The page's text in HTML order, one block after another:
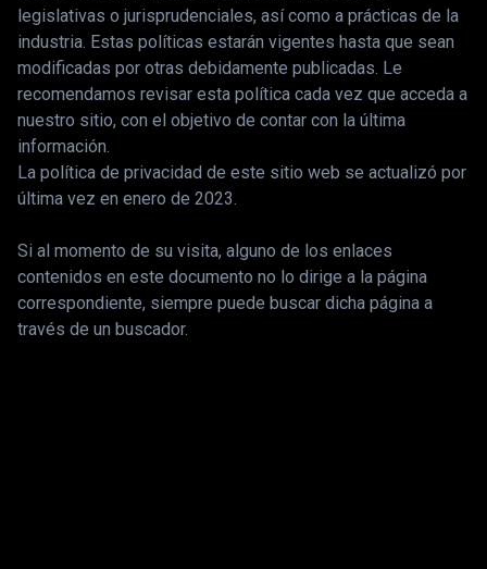
legislativas o jurisprudenciales, así como a prácticas de la
industria. Estas políticas estarán vigentes hasta que sean
modificadas por otras debidamente publicadas. Le
recomendamos revisar esta política cada vez que acceda a
nuestro sitio, con el objetivo de contar con la última
información.
La política de privacidad de este sitio web se actualizó por
última vez en enero de 2023.
Si al momento de su visita, alguno de los enlaces
contenidos en este documento no lo dirige a la página
correspondiente, siempre puede buscar dicha página a
través de un buscador.